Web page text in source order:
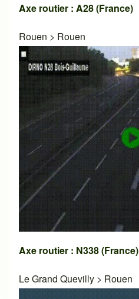
Axe routier : A28 (France)
Rouen > Rouen
Axe routier : N338 (France)
Le Grand Quevilly > Rouen